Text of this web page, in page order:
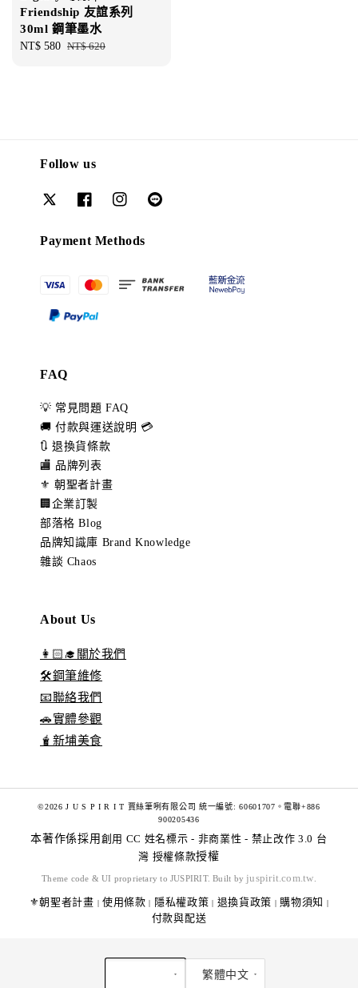
Friendship 友誼系列
30ml 鋼筆墨水
Sale
NT$ 580 Regular
NT$ 620
Follow us
Payment Methods
FAQ
💡 常見問題 FAQ
🚚 付款與運送說明 💳
🔃 退換貨條款
🏬 品牌列表
⚜️ 朝聖者計畫
🏢企業訂製
部落格 Blog
品牌知識庫 Brand Knowledge
雜談 Chaos
About Us
👩🏻‍🎓關於我們
🛠️鋼筆維修
📧聯絡我們
🚗實體參觀
🧋新埔美食
©2026 J U S P I R I T 賈絲筆咧有限公司 統一編號: 60601707。電聯+886
900205436
本著作係採用 創用 CC 姓名標示 - 非商業性 - 禁止改作 3.0 台
灣 授權條款授權
Theme code & UI proprietary to JUSPIRIT. Built by juspirit.com.tw
⚜️朝聖者計畫 | 使用條款 | 隱私權政策 | 退換貨政策 | 購物須知 |
付款與配送